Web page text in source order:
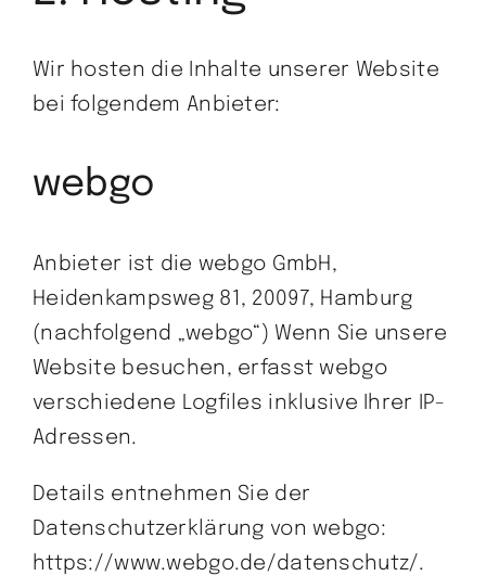
Wir hosten die Inhalte unserer Website
bei folgendem Anbieter:
webgo
Anbieter ist die webgo GmbH,
Heidenkampsweg 81, 20097, Hamburg
(nachfolgend „webgo“) Wenn Sie unsere
Website besuchen, erfasst webgo
verschiedene Logfiles inklusive Ihrer IP-
Adressen.
Details entnehmen Sie der
Datenschutzerklärung von webgo:
https://www.webgo.de/datenschutz/.